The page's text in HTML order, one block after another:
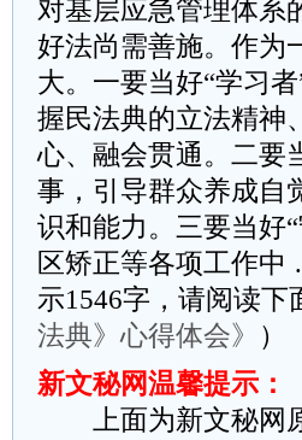
对基层应急管理体系
好法尚需善施。作为
大。一要当好“学习
握民法典的立法精神
心、融会贯通。二要
事，引导群众养成自
识和能力。三要当好
区矫正等各项工作
示1546字，请阅读下
法典》心得体会》
）
新文秘网温馨提示：
上面为新文秘网原